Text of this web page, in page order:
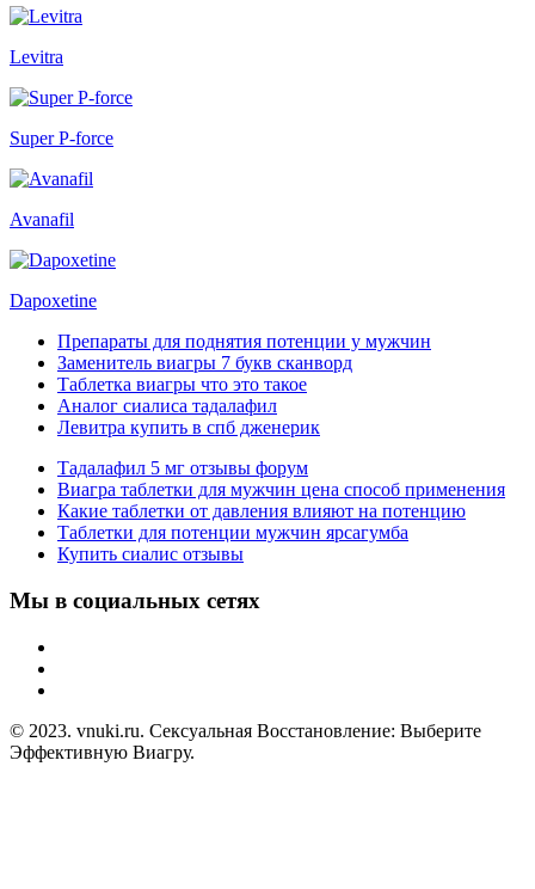
Levitra
Super P-force
Avanafil
Dapoxetine
Препараты для поднятия потенции у мужчин
Заменитель виагры 7 букв сканворд
Таблетка виагры что это такое
Аналог сиалиса тадалафил
Левитра купить в спб дженерик
Тадалафил 5 мг отзывы форум
Виагра таблетки для мужчин цена способ применения
Какие таблетки от давления влияют на потенцию
Таблетки для потенции мужчин ярсагумба
Купить сиалис отзывы
Мы в социальных сетях
© 2023. vnuki.ru. Сексуальная Восстановление: Выберите
Эффективную Виагру.